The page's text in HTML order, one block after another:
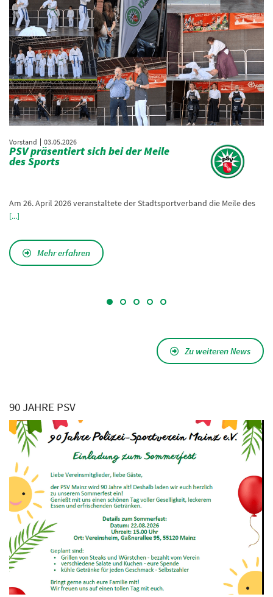
Vorstand 03.05.2026
PSV präsentiert sich bei der Meile
des Sports
Am 26. April 2026 veranstaltete der Stadtsportverband die Meile des
[...]
Mehr erfahren
Zu weiteren News
90 JAHRE PSV